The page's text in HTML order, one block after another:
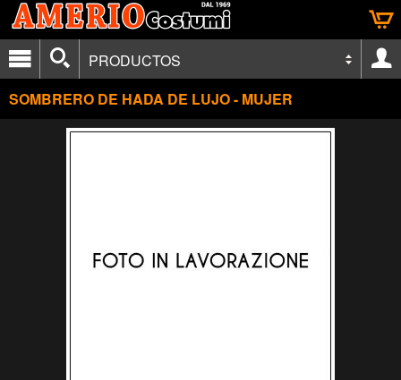
PRODUCTOS
SOMBRERO DE HADA DE LUJO - MUJER